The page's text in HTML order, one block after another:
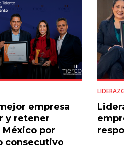
empresa
y retener
por
consecutivo